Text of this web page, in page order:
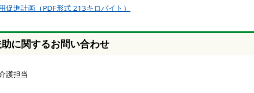
促進計画（PDF形式 213キロバイト）
に関するお問い合わせ
護担当